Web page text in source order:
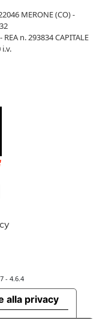
MERONE (CO) -
n. 293834 CAPITALE
i.v.
- 4.6.4
alla privacy